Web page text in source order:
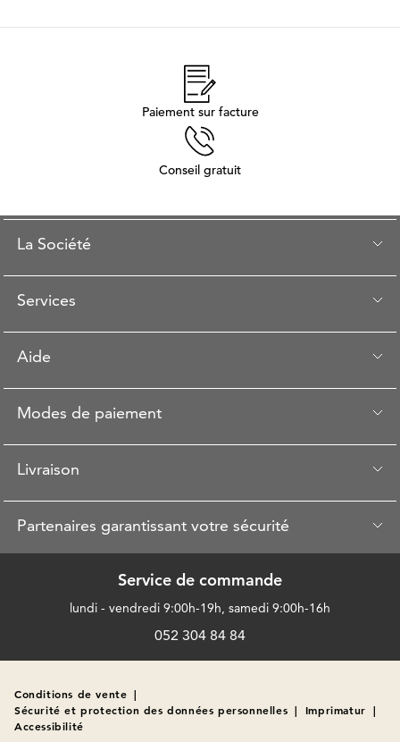
Paiement sur facture
Conseil gratuit
La Société
Services
Aide
Modes de paiement
Livraison
Partenaires garantissant votre sécurité
Service de commande
lundi - vendredi 9:00h-19h, samedi 9:00h-16h
052 304 84 84
Conditions de vente |
Sécurité et protection des données personnelles | Imprimatur |
Accessibilité